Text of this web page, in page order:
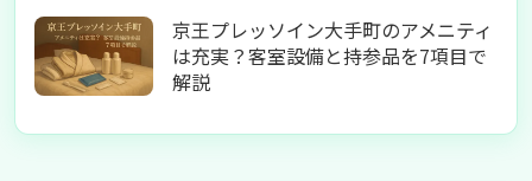
京王プレッソイン大手町のアメニティ
は充実？客室設備と持参品を7項目で
解説